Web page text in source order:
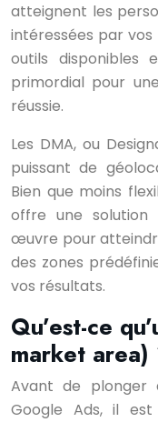
atteignent les
intéressées par vos
outils disponibles
primordial pour
réussie.
Les DMA, ou
puissant de
Bien que moins
offre une
œuvre pour
des zones
vos résultats.
Qu’est-ce
market area)
Avant de plonger
Google Ads, il